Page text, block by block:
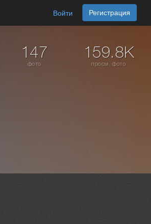
Войти Регистрация
147
фото
159.8K
просм. фото